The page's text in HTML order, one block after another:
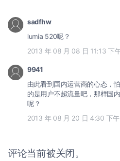
sadfhw
lumia 520呢？
2013 年 08 月 08 日 11:13 下
9941
由此看到国内运营商的心态，
的是用户不超流量吧，那样国
呢？
2013 年 08 月 20 日 4:30 下午
评论当前被关闭。